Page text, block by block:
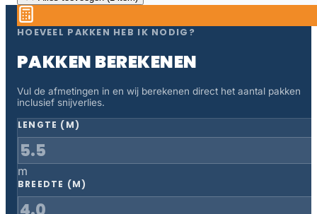
HOEVEEL PAKKEN HEB IK NODIG?
PAKKEN BEREKENEN
Vul de afmetingen in en wij berekenen direct het aantal pakken
inclusief snijverlies.
LENGTE (M)
m
BREEDTE (M)